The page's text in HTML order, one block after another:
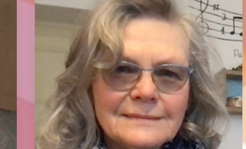
pro učitele hudební výchovy
www.jaknahudebku.blogspot.cz, ve
stejném roce začala pravidelně
lektorovat semináře pro učitele (ČOS a
SHV ČR). Od roku 2021 je členkou
výkonného výboru České Orffovy
společnosti.